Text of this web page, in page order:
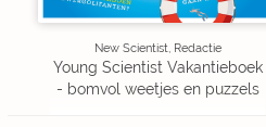
New Scientist, Redactie
Young Scientist Vakantieboek
- bomvol weetjes en puzzels